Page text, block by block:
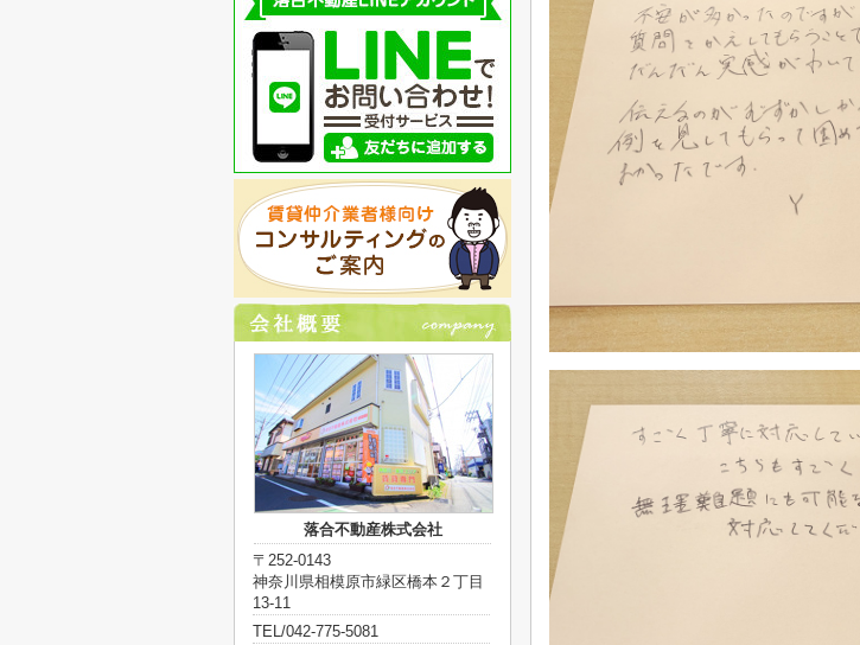
落合不動産株式会社
〒252-0143
神奈川県相模原市緑区橋本２丁目
13-11
TEL/042-775-5081